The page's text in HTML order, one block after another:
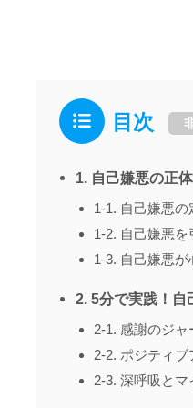
目次
1. 自己嫌悪の正
1-1. 自己嫌悪
1-2. 自己嫌悪
1-3. 自己嫌悪
2. 5分で実践！自
2-1. 感謝のジ
2-2. ポジティ
2-3. 深呼吸と